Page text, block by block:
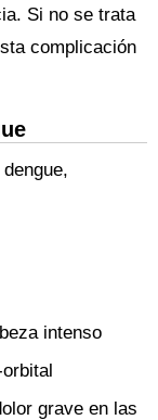
Si no se trata
complicación
intenso
grave en las